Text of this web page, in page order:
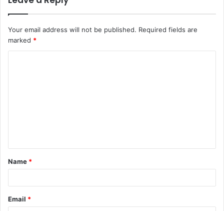
Your email address will not be published. Required fields are
marked *
t
*
Name *
Email *